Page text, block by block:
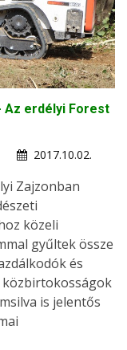
Az erdélyi Forest
2017.10.02.
Zajzonban
közeli
gyűltek össze
és
közbirtokosságok
is jelentős